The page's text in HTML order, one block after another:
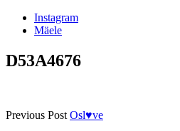
Instagram
Mäele
D53A4676
Previous Post Osl♥ve